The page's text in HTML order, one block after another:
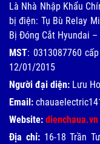
Là Nhà Nhập Khẩu
bị điện: Tụ Bù Relay
Bị Đóng Cắt Hyundai
MST: 0313087760
12/01/2015
Người đại diện: Lưu
Email:
Website: dienchaua.vn
Địa chỉ: 16-18 Trần